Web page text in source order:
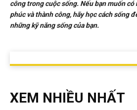
công trong cuộc sống. Nếu bạn muốn có
phúc và thành công, hãy học cách sống
những kỹ năng sống của bạn.
XEM NHIỀU NHẤT